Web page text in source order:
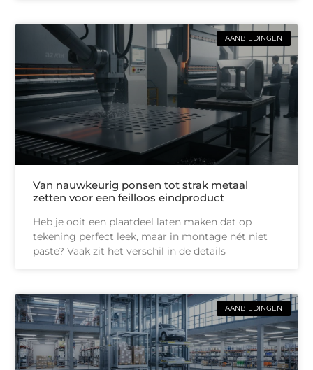
AANBIEDINGEN
Van nauwkeurig ponsen tot strak metaal
zetten voor een feilloos eindproduct
Heb je ooit een plaatdeel laten maken dat op
tekening perfect leek, maar in montage nét niet
paste? Vaak zit het verschil in de details
AANBIEDINGEN